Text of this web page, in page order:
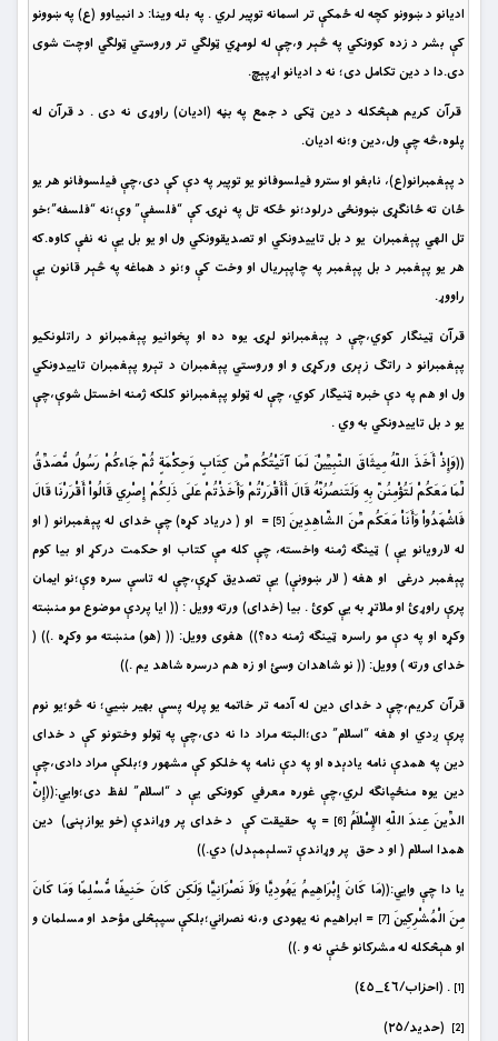
اديانو د ښوونو کچه له ځمکې تر اسمانه توپير لري . په بله وينا: د انبياوو (ع) په ښوونو
کې بشر د زده کوونکي په څېر و،چې له لومړي ټولګي تر وروستي ټولګي اوچت شوى
دى.دا د دين تکامل دى؛ نه د اديانو اړپېچ.
قرآن کريم هېڅکله د دين ټکى د جمع په بڼه (اديان) راوړى نه دى . د قرآن له
پلوه،څه چې ول،دين و؛نه اديان.
د پېغمبرانو(ع)، نابغو او سترو فيلسوفانو يو توپير په دې کې دى،چې فيلسوفانو هر يو
ځان ته ځانګړى ښوونځى درلود؛نو ځکه تل په نړۍ کې “فلسفې” وې؛نه “فلسفه”؛خو
تل الهي پېغمبران يو د بل تاييدونکي او تصديقوونکي ول او يو بل يې نه نفې کاوه.که
هر يو پېغمبر د بل پېغمبر په چاپېريال او وخت کې و؛نو د هماغه په څېر قانون يې
راووړ.
قرآن ټينګار کوي،چې د پېغمبرانو لړۍ يوه ده او پخوانيو پېغمبرانو د راتلونکيو
پېغمبرانو د راتګ زېرى ورکړى و او وروستي پېغمبران د تېرو پېغمبران تاييدونکي
ول او هم په دې خبره ټنيګار کوي، چې له ټولو پېغمبرانو کلکه ژمنه اخستل شوې،چې
يو د بل تاييدونکي به وي .
((وَإِذْ أَخَذَ اللّهُ مِيثَاقَ النَّبِيِّيْنَ لَمَا آتَيْتُكُم مِّن كِتَابٍ وَحِكْمَةٍ ثُمَّ جَاءكُمْ رَسُولٌ مُّصَدِّقٌ
لِّمَا مَعَكُمْ لَتُؤْمِنُنَّ بِهِ وَلَتَنصُرُنَّهُ قَالَ أَأَقْرَرْتُمْ وَأَخَذْتُمْ عَلَى ذَلِكُمْ إِصْرِي قَالُواْ أَقْرَرْنَا قَالَ
فَاشْهَدُواْ وَأَنَاْ مَعَكُم مِّنَ الشَّاهِدِينَ [5]
= او ( درياد كړه) چې خداى له پېغمبرانو ( او
له لارويانو يې ) ټينګه ژمنه واخسته، چې كله مې كتاب او حكمت دركړ او بيا كوم
پېغمبر درغى او هغه ( لار ښوونې) يې تصديق كړې،چې له تاسې سره وې؛نو ايمان
پرې راوړئ او ملاتړ به يې كوئ . بيا (خداى) ورته وويل : (( ايا پردې موضوع مو منښته
وكړه او په دې مو راسره ټينګه ژمنه ده؟)) هغوى وويل: (( (هو) منښته مو وكړه .)) (
خداى ورته ) وويل: (( نو شاهدان وسئ او زه هم درسره شاهد يم .))
قرآن کريم،چې د خداى دين له آدمه تر خاتمه يو پرله پسې بهير ښيي؛ نه څو؛يو نوم
پرې ږدي او هغه “اسلام” دى؛البته مراد دا نه دى،چې په ټولو وختونو کې د خداى
دين په همدې نامه يادېده او په دې نامه په خلکو کې مشهور و؛بلکې مراد دادى،چې
دين يوه منځپانګه لري،چې غوره معرفي کوونکى يې د “اسلام” لفظ دى؛وايي:((إِنَّ
الدِّينَ عِندَ اللّهِ الإِسْلاَمُ [6]
= په حقيقت كې د خداى پر وړاندې (خو يوازېنى) دين
همدا اسلام ( او د حق پر وړاندې تسلېمېدل) دي.))
يا دا چې وايي:((مَا كَانَ إِبْرَاهِيمُ يَهُودِيًّا وَلاَ نَصْرَانِيًّا وَلَكِن كَانَ حَنِيفًا مُّسْلِمًا وَمَا كَانَ
مِنَ الْمُشْرِكِينَ [7]
= ابراهيم نه يهودى و،نه نصراني؛بلكې سپېڅلى مؤحد او مسلمان و
او هېڅكله له مشركانو ځنې نه و .))
[1] . (احزاب/٤٦_٤٥)
[2] (حديد/٢٥)